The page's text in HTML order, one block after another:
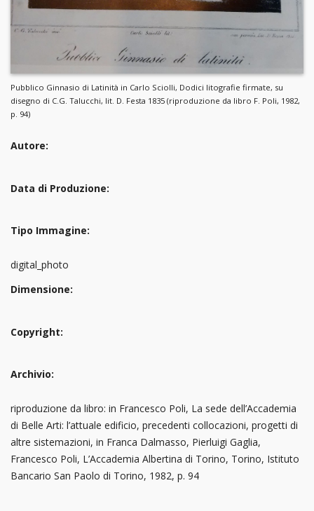
Pubblico Ginnasio di Latinità in Carlo Sciolli, Dodici litografie firmate, su
disegno di C.G. Talucchi, lit. D. Festa 1835 (riproduzione da libro F. Poli, 1982,
p. 94)
Autore:
Data di Produzione:
Tipo Immagine:
digital_photo
Dimensione:
Copyright:
Archivio:
riproduzione da libro: in Francesco Poli, La sede dell’Accademia
di Belle Arti: l’attuale edificio, precedenti collocazioni, progetti di
altre sistemazioni, in Franca Dalmasso, Pierluigi Gaglia,
Francesco Poli, L’Accademia Albertina di Torino, Torino, Istituto
Bancario San Paolo di Torino, 1982, p. 94